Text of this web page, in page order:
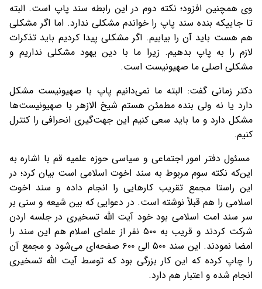
وی همچنین افزود؛ نکته دوم در این رابطه سند پاپ است. البته
تا جاییکه بنده سند پاپ را خواندم مشکلی ندارد. اما اگر مشکلی
هم هست باید آن را بیابیم. اگر مشکلی پیدا کردیم باید تذکرات
لازم را به پاپ بدهیم. زیرا ما با دین یهود مشکلی نداریم و
مشکلی اصلی ما صهیونیست است.
دکتر زمانی گفت: البته ما نمی‌دانیم پاپ با صهیونیست مشکل
دارد یا نه ولی بنده مطمئن هستم شیخ الازهر با صهیونیست‌ها
مشکل دارد و ما باید سعی کنیم این جهت‌گیری انحرافی را کنترل
کنیم.
مسئول دفتر امور اجتماعی و سیاسی حوزه علمیه قم با اشاره به
این‌که نکته سوم مربوط به سند اخوت اسلامی است بیان کرد؛ در
این راستا مجمع‌ تقریب کارهایی را انجام داده و سند اخوت
اسلامی را هم قبلاً نوشته است. در دعوایی که بین شیعه و سنی بر
سر سند امت اسلامی بود خود آیت الله تسخیری در جلسه اردن
شرکت کردند و قریب به ۵۰۰ نفر از علمای اسلام هم این سند را
امضا نمودند. این سند ۵۰۰ الی ۶۰۰ صفحه‌ای می‌شود و مجمع آن
را چاپ کرده که این کار بزرگی بود که توسط آیت الله تسخیری
انجام شده و اعتبار هم دارد.